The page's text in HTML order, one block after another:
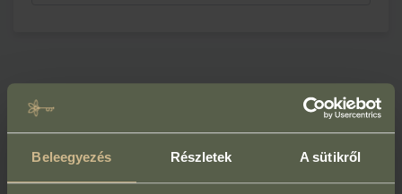
Beleegyezés Részletek A sütikről